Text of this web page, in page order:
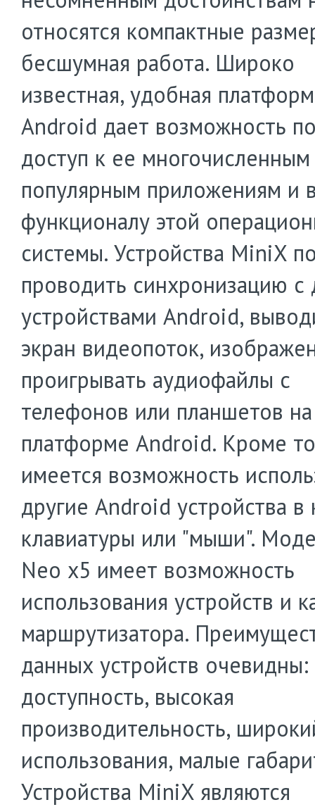
относятся компактные
бесшумная работа. Широко
известная, удобная
Android дает возможность
доступ к ее многочисленным
популярным приложениям и
функционалу этой
системы. Устройства MiniX
проводить синхронизацию с
устройствами Android,
экран видеопоток,
проигрывать аудиофайлы с
телефонов или планшетов на
платформе Android. Кроме
имеется возможность
другие Android устройства в
клавиатуры или "мыши".
Neo x5 имеет возможность
использования устройств и
маршрутизатора.
данных устройств очевидны:
доступность, высокая
производительность,
использования, малые
Устройства MiniX являются